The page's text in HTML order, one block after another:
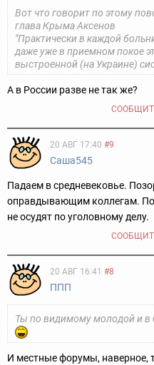
Вот что говорит по этому
глава Крыма Аксенов
"Практически в каждой
даже уже в приемном покое
выстроенной (на Украине)
А в России разве не так же?
20 АВГ 17:40 #9
Саша545
Падаем в средневековье.
оправдывающим коллегам.
не осудят по уголовному делу.
20 АВГ 16:41 #8
ППП
Ты по видимому молодой и в
И местные форумы, наверное,